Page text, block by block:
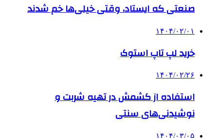
صنعتی که ایستاد، وقتی خیلی‌ها خم شدند
۱۴۰۴/۰۲/۰۱
خرید لپ تاپ استوک
۱۴۰۴/۰۲/۲۶
استفاده از کشمش در تهیه شربت و
نوشیدنی‌های سنتی
۱۴۰۴/۰۳/۰۵